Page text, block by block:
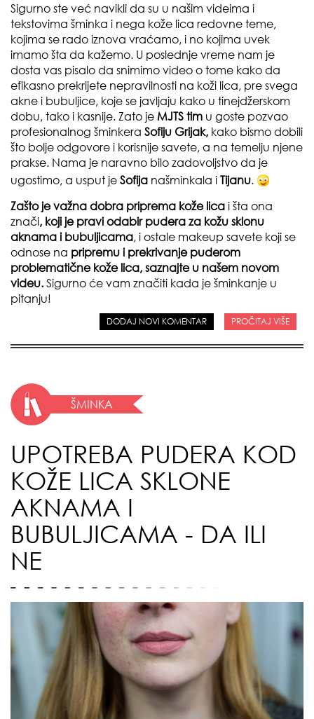
Sigurno ste već navikli da su u našim videima i
tekstovima šminka i nega kože lica redovne teme,
kojima se rado iznova vraćamo, i no kojima uvek
imamo šta da kažemo. U poslednje vreme nam je
dosta vas pisalo da snimimo video o tome kako da
efikasno prekrijete nepravilnosti na koži lica, pre svega
akne i bubuljice, koje se javljaju kako u tinejdžerskom
dobu, tako i kasnije. Zato je MJTS tim u goste pozvao
profesionalnog šminkera Sofiju Grijak, kako bismo dobili
što bolje odgovore i korisnije savete, a na temelju njene
prakse. Nama je naravno bilo zadovoljstvo da je
ugostimo, a usput je Sofija našminkala i Tijanu.
Zašto je važna dobra priprema kože lica i šta ona
znači, koji je pravi odabir pudera za kožu sklonu
aknama i bubuljicama, i ostale makeup savete koji se
odnose na pripremu i prekrivanje puderom
problematične kože lica, saznajte u našem novom
videu. Sigurno će vam značiti kada je šminkanje u
pitanju!
DODAJ NOVI KOMENTAR PROČITAJ VIŠE
ŠMINKA
UPOTREBA PUDERA KOD
KOŽE LICA SKLONE
AKNAMA I
BUBULJICAMA - DA ILI
NE